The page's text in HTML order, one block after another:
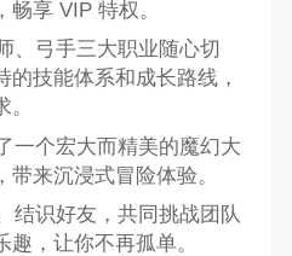
享 VIP 特权。
、弓手三大职业随心切
技能体系和成长路线，
一个宏大而精美的魔幻大
来沉浸式冒险体验。
结识好友，共同挑战团队
，让你不再孤单。